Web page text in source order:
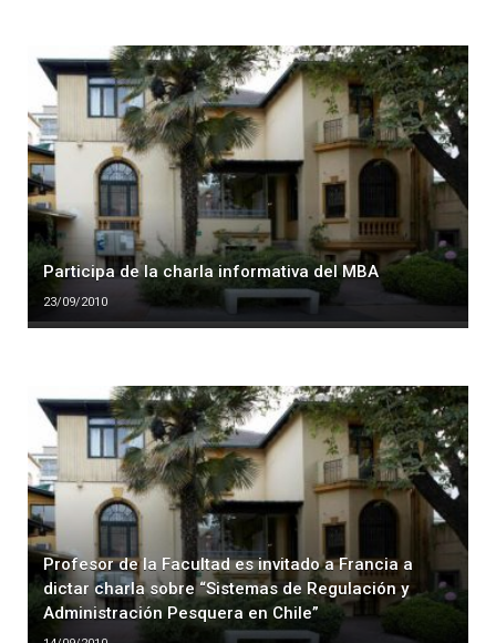
Participa de la charla informativa del MBA
23/09/2010
Profesor de la Facultad es invitado a Francia a
dictar charla sobre “Sistemas de Regulación y
Administración Pesquera en Chile”